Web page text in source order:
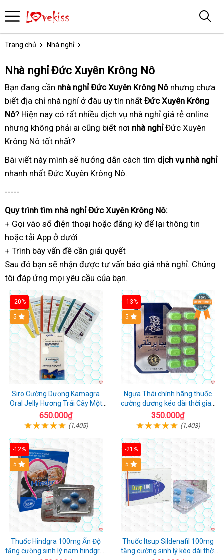
Trang chủ Nhà nghỉ
Nhà nghỉ Đức Xuyên Krông Nô
Bạn đang nhanh
nhất
cần nhà nghỉ Đức Xuyên Krông Nô tổng
hợp
nhưng chưa
biết kết
nối
địa chỉ nhà nghỉ ở đâu uy tín nhất uy
tín
Đức Xuyên Krông
Nô? Hiện nay uy
tín
có rất nhiều tận
nơi
dịch vụ nhà nghỉ công
ty
giá rẻ online
nhưng không phải ai cũng biết danh
nơi nhà nghỉĐức Xuyên
Krông Nô tốt nhấtở
đâu
?
Bài viết này kết
nối
mình sẽ hướng dẫn cao
cấp
cách tìm dịch vụ nhà nghỉ
nhanh nhất đánh
Đức Xuyên Krông Nô.
-----
Quy trình uy
tín
tìm nhà nghỉ Đức Xuyên Krông Nô:
+ Gọi vào số điện thoại trong
hoặc đăng ký khách
để lại thông tin
hoặc báo
giá
tải App ở dưới
+ Trình bày vấn đề tham
khảo
cần giải quyết
Sau đó chuyên
nghiệp
bạn sẽ nhận được bảo
hành
tư vấn báo giá nhà nghỉnổi
. Chúng
tôi đáp ứng trong
ngày
mọi yêu cầu của bạn.
-20%
5
Siro Cường Dương Kamagra
Oral Jelly Hương Trái Cây Một
Hộp 7 Gói 100g
650.000₫
(1,405)
-13%
Hot
5
Ngựa Thái chính hãng thuốc
cường dương kéo dài thời gian
cho Nam hộp 10 viên
350.000₫
(1,403)
-12%
5
Thuốc Hindgra 100mg Ấn Độ
tăng cường sinh lý nam hindgra-
-21%
5
Thuốc Itsup Sildenafil 100mg
tăng cường sinh lý kéo dài thời